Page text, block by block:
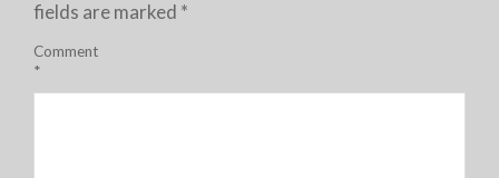
fields are marked *
Comment
*